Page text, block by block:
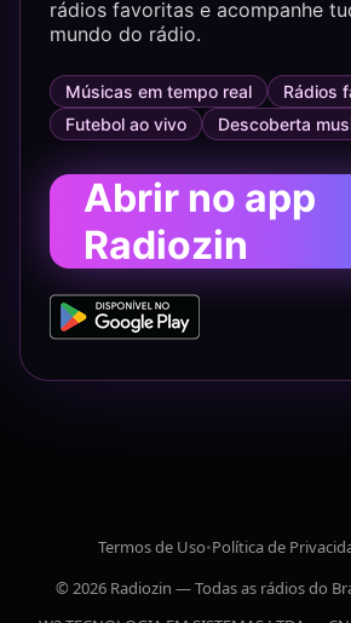
rádios favoritas e acompanhe
mundo do rádio.
Músicas em tempo real
Rádios
Futebol ao vivo
Descoberta
Abrir no app
Radiozin
Termos de Uso•Política de
© 2026 Radiozin — Todas as rádios do